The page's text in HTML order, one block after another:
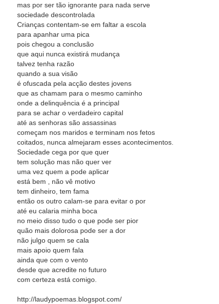
mas por ser tão ignorante para nada serve
sociedade descontrolada
Crianças contentam-se em faltar a escola
para apanhar uma pica
pois chegou a conclusão
que aqui nunca existirá mudança
talvez tenha razão
quando a sua visão
é ofuscada pela acção destes jovens
que as chamam para o mesmo caminho
onde a delinquência é a principal
para se achar o verdadeiro capital
até as senhoras são assassinas
começam nos maridos e terminam nos fetos
coitados, nunca almejaram esses acontecimentos.
Sociedade cega por que quer
tem solução mas não quer ver
uma vez quem a pode aplicar
está bem , não vê motivo
tem dinheiro, tem fama
então os outro calam-se para evitar o por
até eu calaria minha boca
no meio disso tudo o que pode ser pior
quão mais dolorosa pode ser a dor
não julgo quem se cala
mais apoio quem fala
ainda que com o vento
desde que acredite no futuro
com certeza está comigo.
http://laudypoemas.blogspot.com/